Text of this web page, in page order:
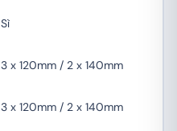
Sì
3 x 120mm / 2 x 140mm
3 x 120mm / 2 x 140mm